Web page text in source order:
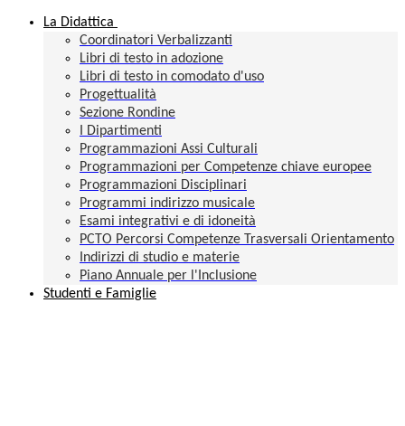
La Didattica
Coordinatori Verbalizzanti
Libri di testo in adozione
Libri di testo in comodato d'uso
Progettualità
Sezione Rondine
I Dipartimenti
Programmazioni Assi Culturali
Programmazioni per Competenze chiave europee
Programmazioni Disciplinari
Programmi indirizzo musicale
Esami integrativi e di idoneità
PCTO Percorsi Competenze Trasversali Orientamento
Indirizzi di studio e materie
Piano Annuale per l'Inclusione
Studenti e Famiglie